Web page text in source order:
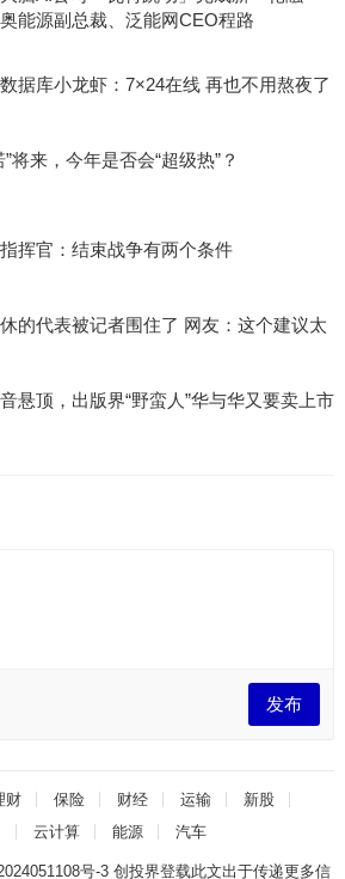
能源副总裁、泛能网CEO程路
据库小龙虾：7×24在线 再也不用熬夜了
”将来，今年是否会“超级热”？
挥官：结束战争有两个条件
的代表被记者围住了 网友：这个建议太
悬顶，出版界“野蛮人”华与华又要卖上市
发布
财 保险 财经 运输
新股
云计算 能源 汽车
号-3 创投界登载此文出于传递更多信